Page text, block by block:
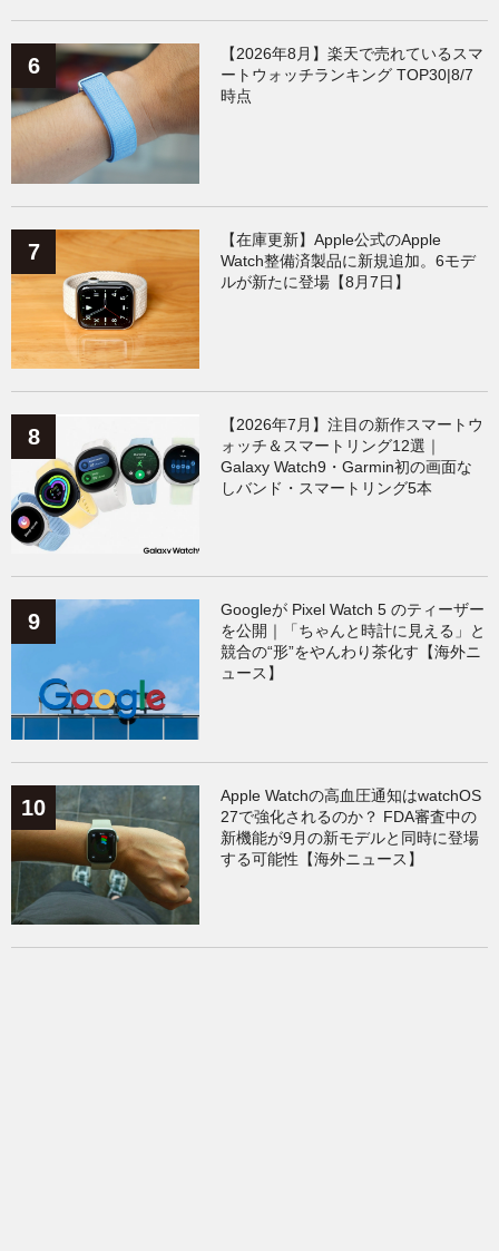
【2026年8月】楽天で売れているスマ
ートウォッチランキング TOP30|8/7
時点
【在庫更新】Apple公式のApple
Watch整備済製品に新規追加。6モデ
ルが新たに登場【8月7日】
【2026年7月】注目の新作スマートウ
ォッチ＆スマートリング12選｜
Galaxy Watch9・Garmin初の画面な
しバンド・スマートリング5本
Googleが Pixel Watch 5 のティーザー
を公開｜「ちゃんと時計に見える」と
競合の“形”をやんわり茶化す【海外ニ
ュース】
Apple Watchの高血圧通知はwatchOS
27で強化されるのか？ FDA審査中の
新機能が9月の新モデルと同時に登場
する可能性【海外ニュース】